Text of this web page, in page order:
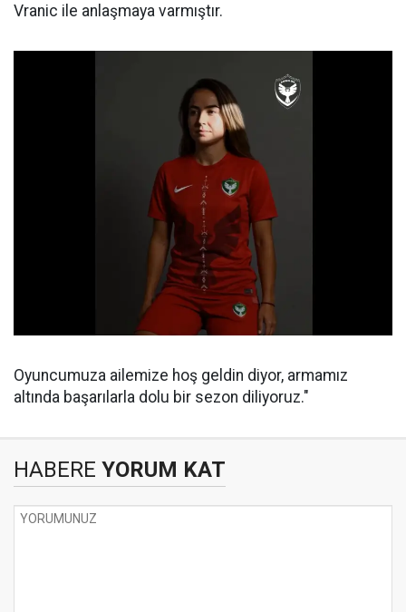
Vranic ile anlaşmaya varmıştır.
Oyuncumuza ailemize hoş geldin diyor, armamız
altında başarılarla dolu bir sezon diliyoruz."
HABERE YORUM KAT